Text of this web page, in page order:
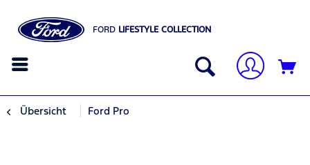
FORD LIFESTYLE COLLECTION
Übersicht Ford Pro